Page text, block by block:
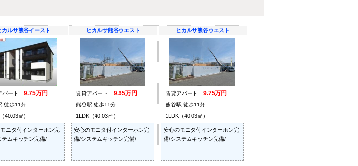
カルサ熊谷イースト
パート 9.75万円
徒歩11分
40.03㎡）
ニタ付インターホン完
テムキッチン完備/
ヒカルサ熊谷ウエスト
賃貸アパート 9.65万円
熊谷駅 徒歩11分
1LDK（40.03㎡）
安心のモニタ付インターホン完
備/システムキッチン完備/
ヒカルサ熊谷ウエスト
賃貸アパート 9.75万円
熊谷駅 徒歩11分
1LDK（40.03㎡）
安心のモニタ付インターホン完
備/システムキッチン完備/